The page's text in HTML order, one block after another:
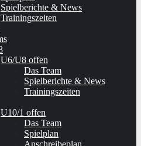
Spielberichte & News
Trainingszeiten
U6/U8 offen
Das Team
Spielberichte & News
Trainingszeiten
U10/1 offen
Das Team
Spielplan
Anschreibeplan